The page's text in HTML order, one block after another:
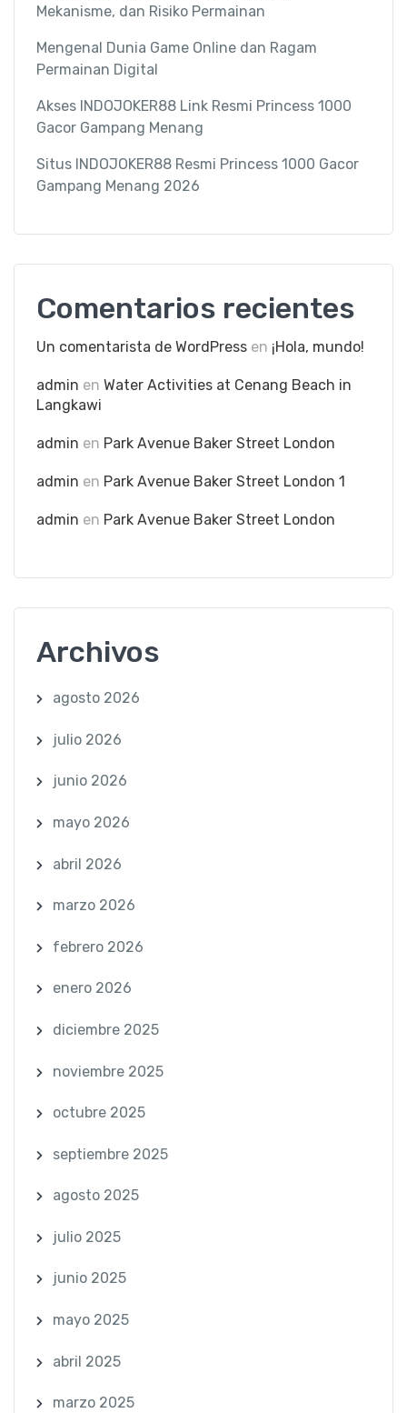
Mekanisme, dan Risiko Permainan
Mengenal Dunia Game Online dan Ragam
Permainan Digital
Akses INDOJOKER88 Link Resmi Princess 1000
Gacor Gampang Menang
Situs INDOJOKER88 Resmi Princess 1000 Gacor
Gampang Menang 2026
Comentarios recientes
Un comentarista de WordPress en ¡Hola, mundo!
admin en Water Activities at Cenang Beach in
Langkawi
admin en Park Avenue Baker Street London
admin en Park Avenue Baker Street London 1
admin en Park Avenue Baker Street London
Archivos
agosto 2026
julio 2026
junio 2026
mayo 2026
abril 2026
marzo 2026
febrero 2026
enero 2026
diciembre 2025
noviembre 2025
octubre 2025
septiembre 2025
agosto 2025
julio 2025
junio 2025
mayo 2025
abril 2025
marzo 2025